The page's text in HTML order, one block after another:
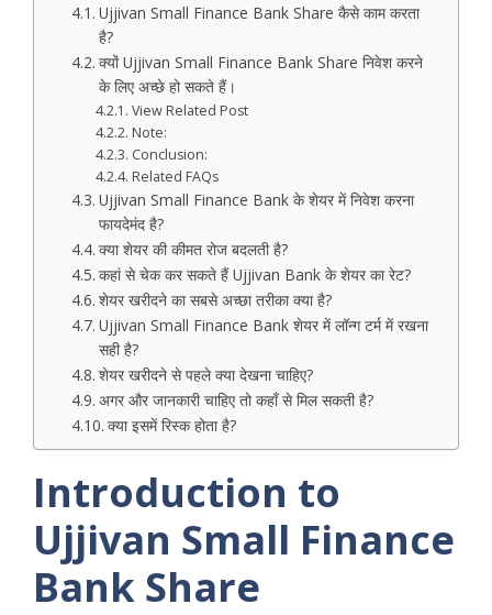
Ujjivan Small Finance Bank Share कैसे काम करता
है?
क्यों Ujjivan Small Finance Bank Share निवेश करने
के लिए अच्छे हो सकते हैं।
View Related Post
Note:
Conclusion:
Related FAQs
Ujjivan Small Finance Bank के शेयर में निवेश करना
फायदेमंद है?
क्या शेयर की कीमत रोज बदलती है?
कहां से चेक कर सकते हैं Ujjivan Bank के शेयर का रेट?
शेयर खरीदने का सबसे अच्छा तरीका क्या है?
Ujjivan Small Finance Bank शेयर में लॉन्ग टर्म में रखना
सही है?
शेयर खरीदने से पहले क्या देखना चाहिए?
अगर और जानकारी चाहिए तो कहाँ से मिल सकती है?
क्या इसमें रिस्क होता है?
Introduction to
Ujjivan Small Finance
Bank Share